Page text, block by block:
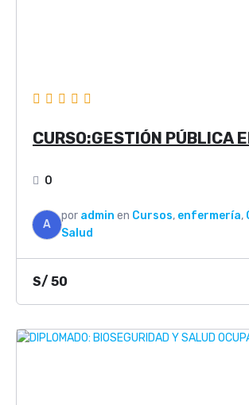
CURSO:GESTIÓN PÚBLICA
0
A
por admin en Cursos, enfermería,
Salud
S/ 50